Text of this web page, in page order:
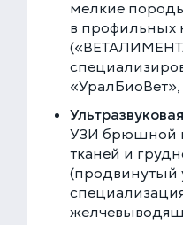
мелкие
в профильных
УЗИ брюшной
тканей и
(продвинутый